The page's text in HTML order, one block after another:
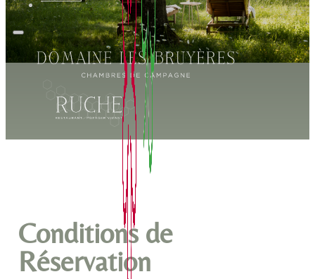
Conditions de
Réservation